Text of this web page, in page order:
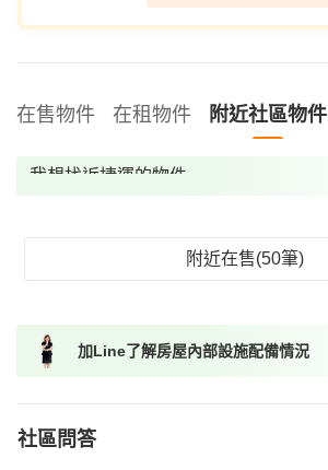
在售物件 在租物件 附近社區物件
我想找近捷運的物件
我想找配備瓦斯爐的物件
我想找具垃圾處理的物件
我想找近捷運的物件
附近在售(50筆)
加Line了解房屋內部設施配備情況
社區問答